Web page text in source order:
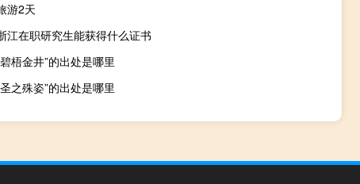
游2天
江在职研究生能获得什么证书
梧金井”的出处是哪里
之殊姿”的出处是哪里